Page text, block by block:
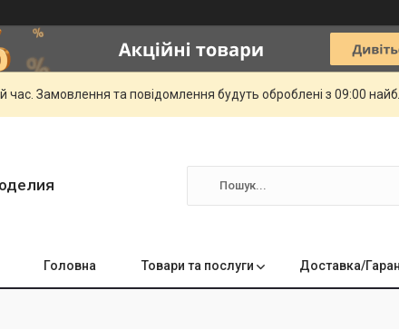
час. Замовлення та повідомлення будуть оброблені з 09:00
Головна Товари та послуги Доставка/